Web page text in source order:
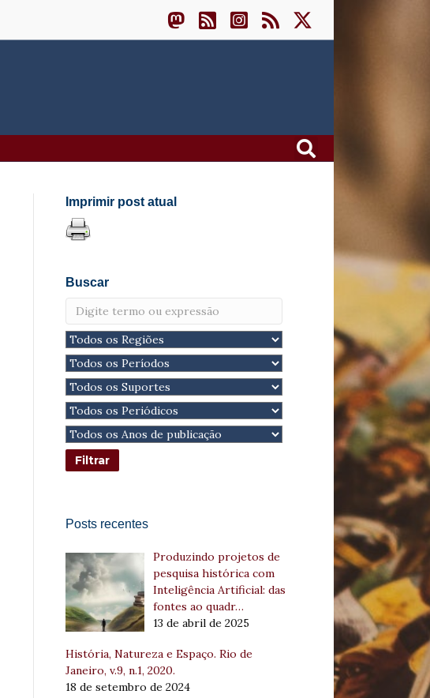
Imprimir post atual
Buscar
Posts recentes
Produzindo projetos de
pesquisa histórica com
Inteligência Artificial: das
fontes ao quadr…
13 de abril de 2025
História, Natureza e Espaço. Rio de
Janeiro, v.9, n.1, 2020.
18 de setembro de 2024